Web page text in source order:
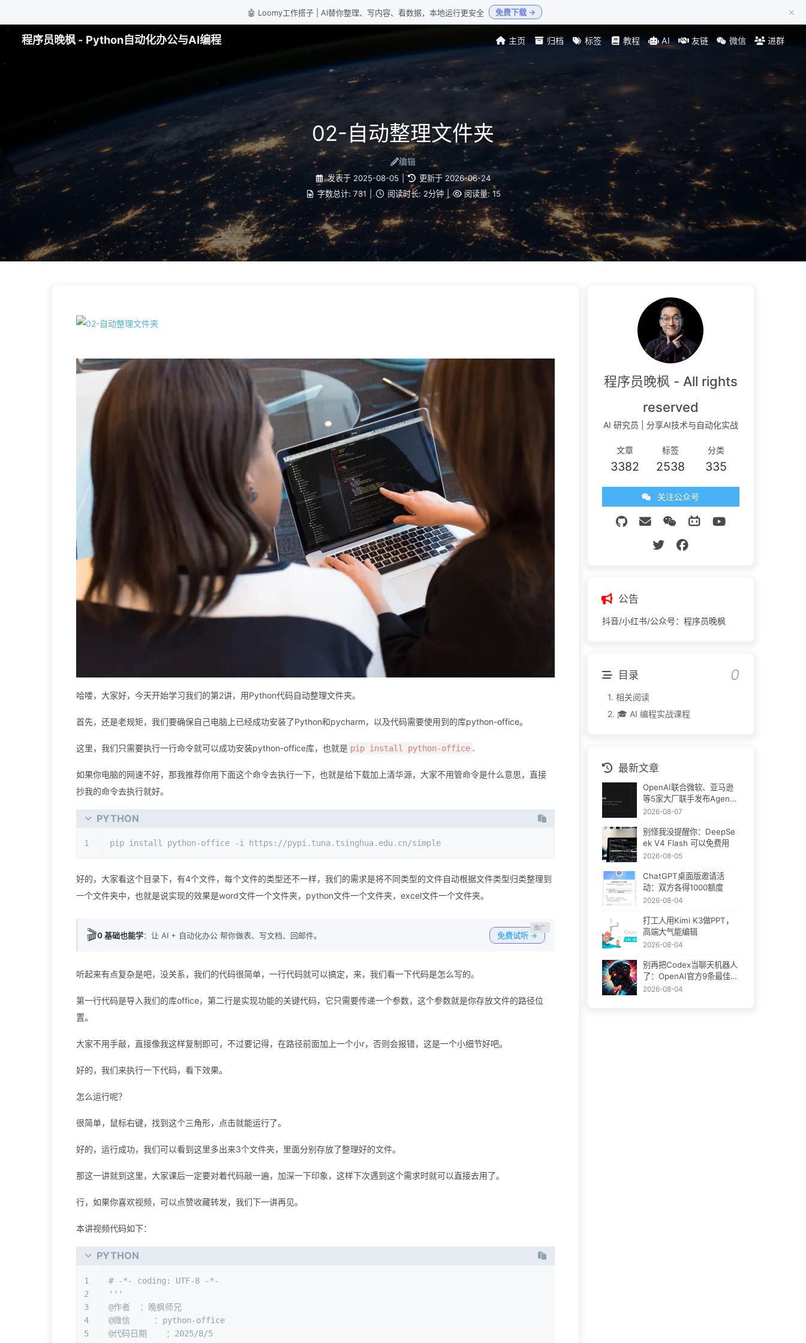
🤖 Loomy工作搭子 | AI替你整理、写内容、看数据，本地运行更安全 免费下载 → ×
程序员晚枫 - Python自动化办公与AI编程 主页 归档 标签 教程 AI 友链 微信 进群
02-自动整理文件夹
编辑
发表于 2025-08-05 更新于 2026-06-24
字数总计: 731 阅读时长: 2分钟 阅读量: 15
哈喽，大家好，今天开始学习我们的第2讲，用Python代码自动整理文件夹。
首先，还是老规矩，我们要确保自己电脑上已经成功安装了Python和pycharm，以及代码需要使用到的库python-office。
这里，我们只需要执行一行命令就可以成功安装python-office库，也就是 pip install python-office .
如果你电脑的网速不好，那我推荐你用下面这个命令去执行一下，也就是给下载加上清华源，大家不用管命令是什么意思，直接
抄我的命令去执行就好。
PYTHON
1 pip install python-office -i https://pypi.tuna.tsinghua.edu.cn/simple
好的，大家看这个目录下，有4个文件，每个文件的类型还不一样，我们的需求是将不同类型的文件自动根据文件类型归类整理到
一个文件夹中，也就是说实现的效果是word文件一个文件夹，python文件一个文件夹，excel文件一个文件夹。
🎬0 基础也能学：让 AI + 自动化办公 帮你做表、写文档、回邮件。 免费试听 →
听起来有点复杂是吧，没关系，我们的代码很简单，一行代码就可以搞定，来，我们看一下代码是怎么写的。
第一行代码是导入我们的库office，第二行是实现功能的关键代码，它只需要传递一个参数，这个参数就是你存放文件的路径位
置。
大家不用手敲，直接像我这样复制即可，不过要记得，在路径前面加上一个小r，否则会报错，这是一个小细节好吧。
好的，我们来执行一下代码，看下效果。
怎么运行呢？
很简单，鼠标右键，找到这个三角形，点击就能运行了。
好的，运行成功，我们可以看到这里多出来3个文件夹，里面分别存放了整理好的文件。
那这一讲就到这里，大家课后一定要对着代码敲一遍，加深一下印象，这样下次遇到这个需求时就可以直接去用了。
行，如果你喜欢视频，可以点赞收藏转发，我们下一讲再见。
本讲视频代码如下：
PYTHON
1
2
3
4
5
# -*- coding: UTF-8 -*-
'''
@作者  ：晚枫师兄
@微信     ：python-office
@代码日期    ：2025/8/5
程序员晚枫 - All rights
reserved
AI 研究员 | 分享AI技术与自动化实战
文章
3382
标签
2538
分类
335
关注公众号
公告
抖音/小红书/公众号：程序员晚枫
目录
1. 相关阅读
2. 🎓 AI 编程实战课程
最新文章
OpenAI联合微软、亚马逊
等5家大厂联手发布Agent
Plugins：AI插件终于要统
2026-08-07
别怪我没提醒你：DeepSe
ek V4 Flash 可以免费用
2026-08-05
ChatGPT桌面版邀请活
动：双方各得1000额度
2026-08-04
打工人用Kimi K3做PPT，
高端大气能编辑
2026-08-04
别再把Codex当聊天机器人
了：OpenAI官方9条最佳实
践
2026-08-04